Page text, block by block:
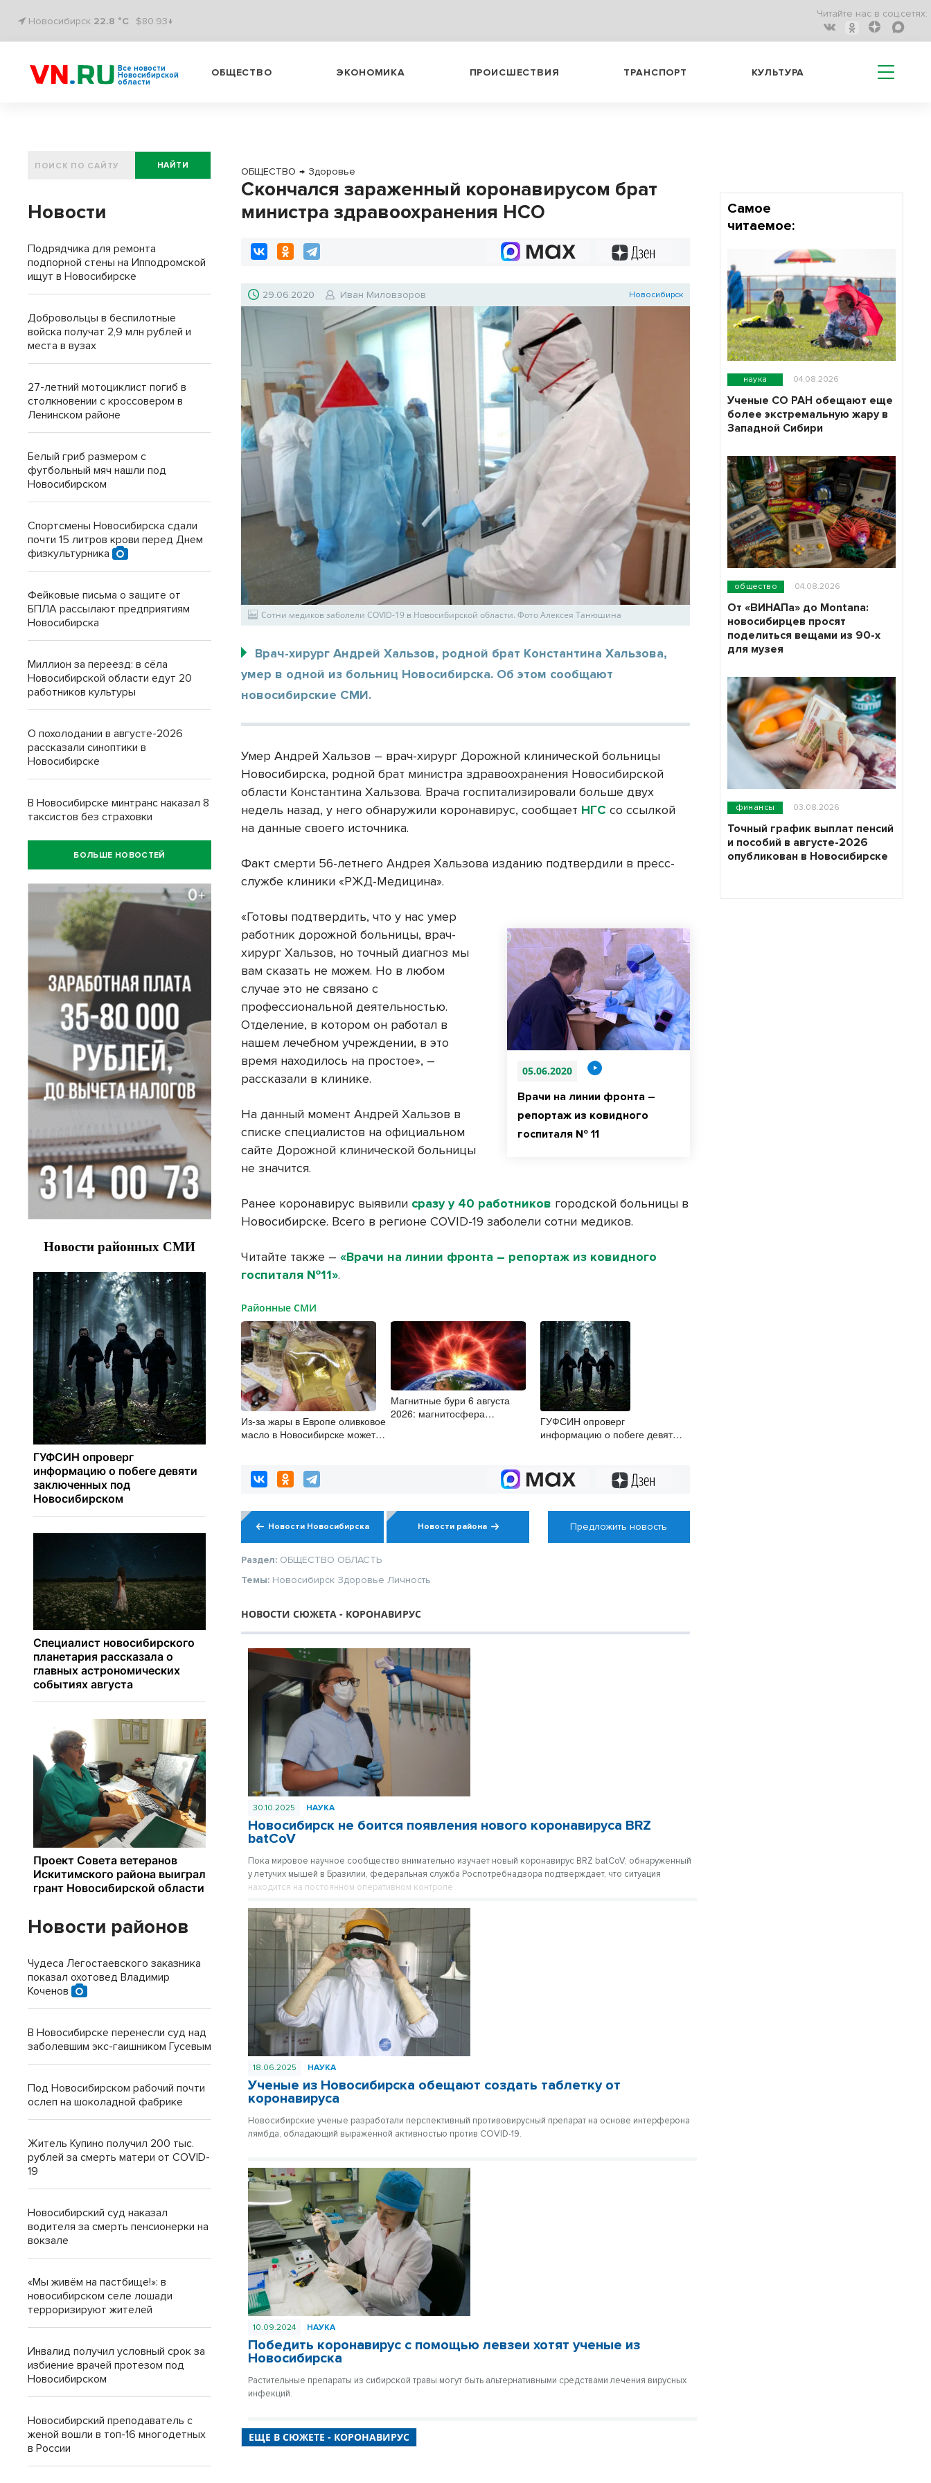
Новосибирск 22.8 °C $80.93↓
Читайте нас в соц.сетях:
Все новости
Новосибирской
области
ОБЩЕСТВО ЭКОНОМИКА ПРОИСШЕСТВИЯ ТРАНСПОРТ КУЛЬТУРА
ОБЩЕСТВО → Здоровье
Скончался зараженный коронавирусом брат
министра здравоохранения НСО
29.06.2020 Иван Миловзоров Новосибирск
Сотни медиков заболели COVID-19 в Новосибирской области. Фото Алексея Танюшина
Врач-хирург Андрей Хальзов, родной брат Константина Хальзова,
умер в одной из больниц Новосибирска. Об этом сообщают
новосибирские СМИ.
Умер Андрей Хальзов – врач-хирург Дорожной клинической больницы
Новосибирска, родной брат министра здравоохранения Новосибирской
области Константина Хальзова. Врача госпитализировали больше двух
недель назад, у него обнаружили коронавирус, сообщает НГС со ссылкой
на данные своего источника.
Факт смерти 56-летнего Андрея Хальзова изданию подтвердили в пресс-
службе клиники «РЖД-Медицина».
05.06.2020
Врачи на линии фронта –
репортаж из ковидного
госпиталя № 11
«Готовы подтвердить, что у нас умер
работник дорожной больницы, врач-
хирург Хальзов, но точный диагноз мы
вам сказать не можем. Но в любом
случае это не связано с
профессиональной деятельностью.
Отделение, в котором он работал в
нашем лечебном учреждении, в это
время находилось на простое», –
рассказали в клинике.
На данный момент Андрей Хальзов в
списке специалистов на официальном
сайте Дорожной клинической больницы
не значится.
Ранее коронавирус выявили сразу у 40 работников городской больницы в
Новосибирске. Всего в регионе COVID-19 заболели сотни медиков.
Читайте также –«Врачи на линии фронта – репортаж из ковидного
госпиталя №11».
Районные СМИ
Из-за жары в Европе оливковое
масло в Новосибирске может
Магнитные бури 6 августа
2026: магнитосфера
ГУФСИН опроверг
информацию о побеге девяти
Новости Новосибирска Новости района Предложить новость
Раздел: ОБЩЕСТВО ОБЛАСТЬ
Темы: Новосибирск Здоровье Личность
НОВОСТИ СЮЖЕТА - КОРОНАВИРУС
30.10.2025 НАУКА
Новосибирск не боится появления нового коронавируса BRZ
batCoV
Пока мировое научное сообщество внимательно изучает новый коронавирус BRZ batCoV, обнаруженный
у летучих мышей в Бразилии, федеральная служба Роспотребнадзора подтверждает, что ситуация
находится на постоянном оперативном контроле.
18.06.2025 НАУКА
Ученые из Новосибирска обещают создать таблетку от
коронавируса
Новосибирские ученые разработали перспективный противовирусный препарат на основе интерферона
лямбда, обладающий выраженной активностью против COVID-19.
10.09.2024 НАУКА
Победить коронавирус с помощью левзеи хотят ученые из
Новосибирска
Растительные препараты из сибирской травы могут быть альтернативными средствами лечения вирусных
инфекций.
ЕЩЕ В СЮЖЕТЕ - КОРОНАВИРУС
НАЙТИ
Новости
Подрядчика для ремонта
подпорной стены на Ипподромской
ищут в Новосибирске
Добровольцы в беспилотные
войска получат 2,9 млн рублей и
места в вузах
27-летний мотоциклист погиб в
столкновении с кроссовером в
Ленинском районе
Белый гриб размером с
футбольный мяч нашли под
Новосибирском
Спортсмены Новосибирска сдали
почти 15 литров крови перед Днем
физкультурника
Фейковые письма о защите от
БПЛА рассылают предприятиям
Новосибирска
Миллион за переезд: в сёла
Новосибирской области едут 20
работников культуры
О похолодании в августе-2026
рассказали синоптики в
Новосибирске
В Новосибирске минтранс наказал 8
таксистов без страховки
БОЛЬШЕ НОВОСТЕЙ
Новости районов
Чудеса Легостаевского заказника
показал охотовед Владимир
Коченов
В Новосибирске перенесли суд над
заболевшим экс-гаишником Гусевым
Под Новосибирском рабочий почти
ослеп на шоколадной фабрике
Житель Купино получил 200 тыс.
рублей за смерть матери от COVID-
19
Новосибирский суд наказал
водителя за смерть пенсионерки на
вокзале
«Мы живём на пастбище!»: в
новосибирском селе лошади
терроризируют жителей
Инвалид получил условный срок за
избиение врачей протезом под
Новосибирском
Новосибирский преподаватель с
женой вошли в топ-16 многодетных
в России
Самое
читаемое:
наука 04.08.2026
Ученые СО РАН обещают еще
более экстремальную жару в
Западной Сибири
общество 04.08.2026
От «ВИНАПа» до Montana:
новосибирцев просят
поделиться вещами из 90-х
для музея
финансы 03.08.2026
Точный график выплат пенсий
и пособий в августе-2026
опубликован в Новосибирске